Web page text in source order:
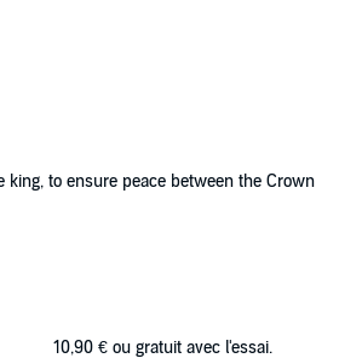
to ensure peace between the Crown
out without her guards. She constantly
10,90 € ou gratuit avec l'essai.